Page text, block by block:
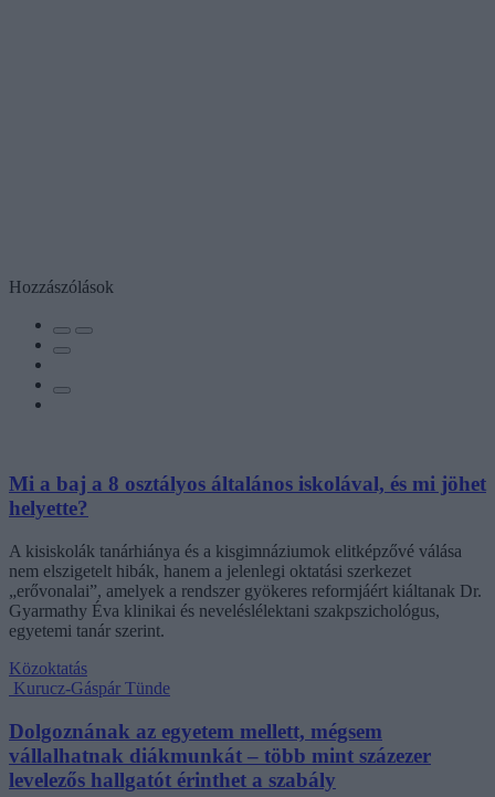
Hozzászólások
Mi a baj a 8 osztályos általános iskolával, és mi jöhet
helyette?
A kisiskolák tanárhiánya és a kisgimnáziumok elitképzővé válása
nem elszigetelt hibák, hanem a jelenlegi oktatási szerkezet
„erővonalai”, amelyek a rendszer gyökeres reformjáért kiáltanak Dr.
Gyarmathy Éva klinikai és neveléslélektani szakpszichológus,
egyetemi tanár szerint.
Közoktatás
Kurucz-Gáspár Tünde
Dolgoznának az egyetem mellett, mégsem
vállalhatnak diákmunkát – több mint százezer
levelezős hallgatót érinthet a szabály